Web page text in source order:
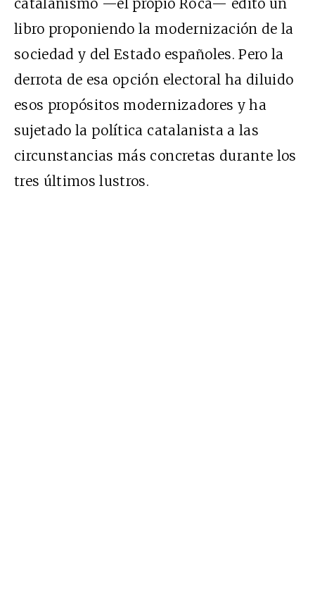
catalanismo —el propio Roca— editó un
libro proponiendo la modernización de la
sociedad y del Estado españoles. Pero la
derrota de esa opción electoral ha diluido
esos propósitos modernizadores y ha
sujetado la política catalanista a las
circunstancias más concretas durante los
tres últimos lustros.